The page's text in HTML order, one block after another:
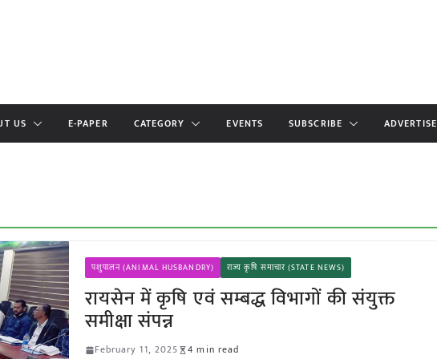
US E-PAPER CATEGORY EVENTS SUBSCRIBE ADVERTISE
पशुपालन (ANIMAL HUSBANDRY) राज्य कृषि समाचार (STATE NEWS)
रायसेन में कृषि एवं सम्बद्ध विभागों की संयुक्त
समीक्षा संपन्न
February 11, 2025
4 min read